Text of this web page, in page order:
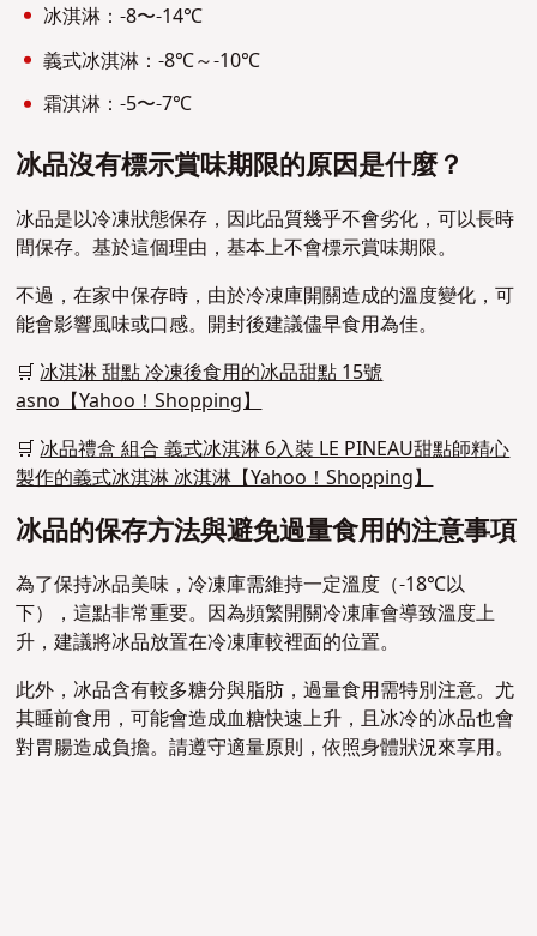
冰淇淋：-8〜-14℃
義式冰淇淋：-8℃～-10℃
霜淇淋：-5〜-7℃
冰品沒有標示賞味期限的原因是什麼？
冰品是以冷凍狀態保存，因此品質幾乎不會劣化，可以長時
間保存。基於這個理由，基本上不會標示賞味期限。
不過，在家中保存時，由於冷凍庫開關造成的溫度變化，可
能會影響風味或口感。開封後建議儘早食用為佳。
🛒冰淇淋 甜點 冷凍後食用的冰品甜點 15號
asno【Yahoo！Shopping】
🛒冰品禮盒 組合 義式冰淇淋 6入裝 LE PINEAU甜點師精心
製作的義式冰淇淋 冰淇淋【Yahoo！Shopping】
冰品的保存方法與避免過量食用的注意事項
為了保持冰品美味，冷凍庫需維持一定溫度（-18℃以
下），這點非常重要。因為頻繁開關冷凍庫會導致溫度上
升，建議將冰品放置在冷凍庫較裡面的位置。
此外，冰品含有較多糖分與脂肪，過量食用需特別注意。尤
其睡前食用，可能會造成血糖快速上升，且冰冷的冰品也會
對胃腸造成負擔。請遵守適量原則，依照身體狀況來享用。